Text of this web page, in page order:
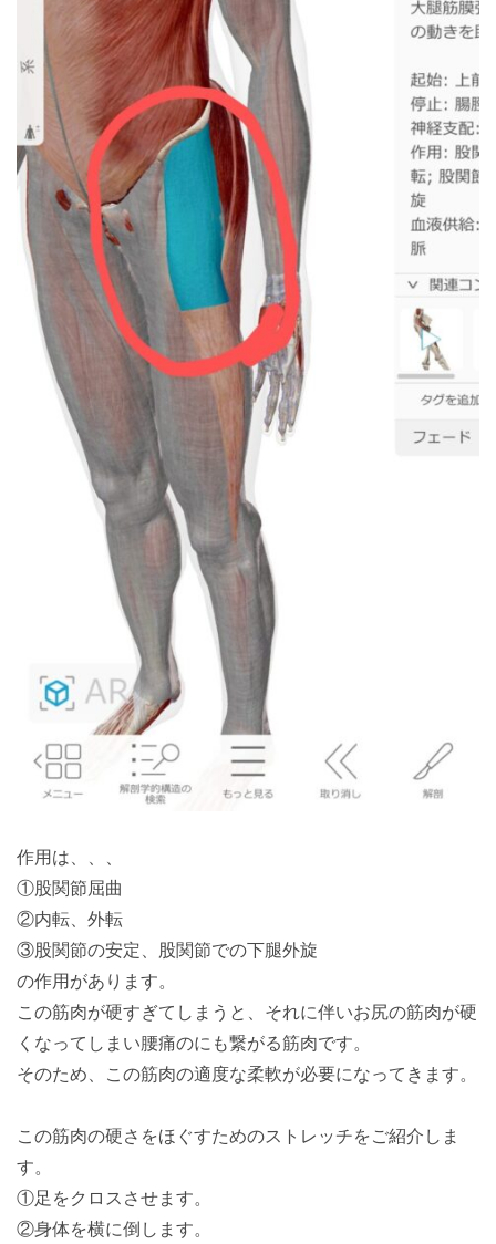
作用は、、、
①股関節屈曲
②内転、外転
③股関節の安定、股関節での下腿外旋
の作用があります。
この筋肉が硬すぎてしまうと、それに伴いお尻の筋肉が硬
くなってしまい腰痛のにも繋がる筋肉です。
そのため、この筋肉の適度な柔軟が必要になってきます。
この筋肉の硬さをほぐすためのストレッチをご紹介しま
す。
①足をクロスさせます。
②身体を横に倒します。